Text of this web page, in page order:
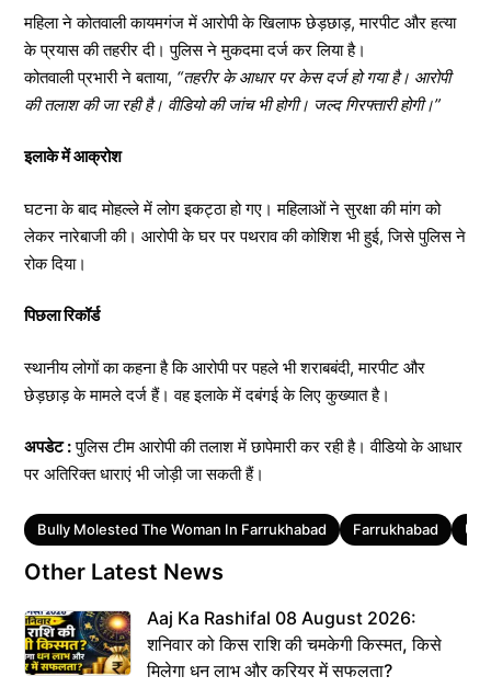
महिला ने कोतवाली कायमगंज में आरोपी के खिलाफ छेड़छाड़, मारपीट और हत्या
के प्रयास की तहरीर दी। पुलिस ने मुकदमा दर्ज कर लिया है।
कोतवाली प्रभारी ने बताया, “तहरीर के आधार पर केस दर्ज हो गया है। आरोपी
की तलाश की जा रही है। वीडियो की जांच भी होगी। जल्द गिरफ्तारी होगी।”
इलाके में आक्रोश
घटना के बाद मोहल्ले में लोग इकट्ठा हो गए। महिलाओं ने सुरक्षा की मांग को
लेकर नारेबाजी की। आरोपी के घर पर पथराव की कोशिश भी हुई, जिसे पुलिस ने
रोक दिया।
पिछला रिकॉर्ड
स्थानीय लोगों का कहना है कि आरोपी पर पहले भी शराबबंदी, मारपीट और
छेड़छाड़ के मामले दर्ज हैं। वह इलाके में दबंगई के लिए कुख्यात है।
अपडेट :पुलिस टीम आरोपी की तलाश में छापेमारी कर रही है। वीडियो के आधार
पर अतिरिक्त धाराएं भी जोड़ी जा सकती हैं।
Tags
Bully Molested The Woman In Farrukhabad Farrukhabad
Other Latest News
Aaj Ka Rashifal 08 August 2026:
शनिवार को किस राशि की चमकेगी किस्मत, किसे
मिलेगा धन लाभ और करियर में सफलता?